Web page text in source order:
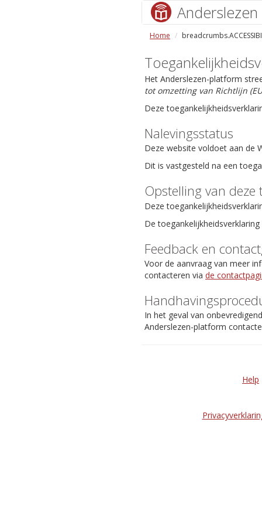
Anderslezen
Home
Het Anderslezen-platform
tot omzetting van Richtlijn
Deze
Nalevingsstatus
Deze website voldoet aan de
Dit is vastgesteld na een
Opstelling van
Deze
De
Feedback en
Voor de aanvraag van meer
contacteren via de
In het geval van
Anderslezen-platform
Help